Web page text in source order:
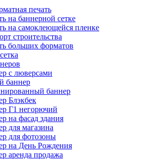
печать
на баннерной сетке
на самоклеющейся пленке
строительства
больших форматов
с люверсами
баннер
баннер
Блэкбек
Г1 негорючий
на фасад здания
для магазина
для фотозоны
на День Рождения
аренда продажа